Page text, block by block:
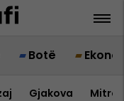
Botë
Gjakova